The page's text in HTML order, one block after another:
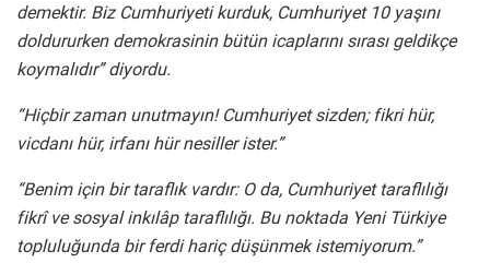
demektir. Biz Cumhuriyeti kurduk, Cumhuriyet 10 yaşını
doldururken demokrasinin bütün icaplarını sırası geldikçe
koymalıdır” diyordu.
“Hiçbir zaman unutmayın! Cumhuriyet sizden; fikri hür,
vicdanı hür, irfanı hür nesiller ister.”
“Benim için bir taraflık vardır: O da, Cumhuriyet taraflılığı
fikrî ve sosyal inkılâp taraflılığı. Bu noktada Yeni Türkiye
topluluğunda bir ferdi hariç düşünmek istemiyorum.”